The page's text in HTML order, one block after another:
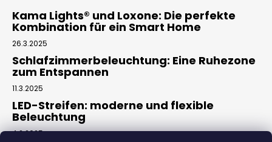
Kama Lights® und Loxone: Die perfekte
Kombination für ein Smart Home
26.3.2025
Schlafzimmerbeleuchtung: Eine Ruhezone
zum Entspannen
11.3.2025
LED-Streifen: moderne und flexible
Beleuchtung
4.2.2025